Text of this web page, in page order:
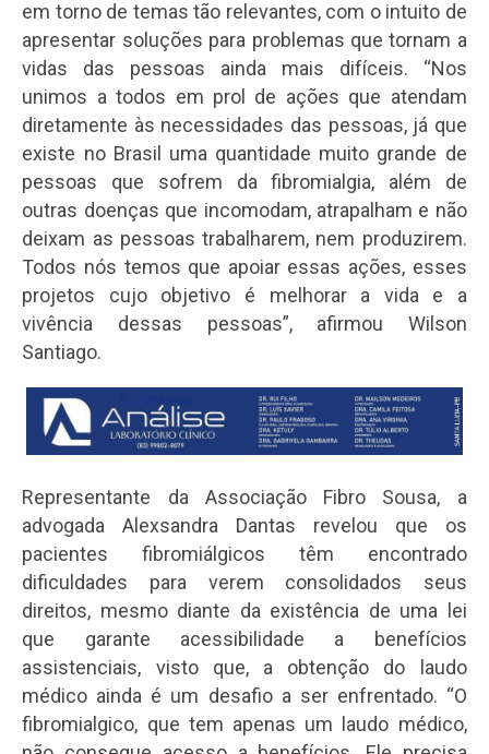
em torno de temas tão relevantes, com o intuito de
apresentar soluções para problemas que tornam a
vidas das pessoas ainda mais difíceis. “Nos
unimos a todos em prol de ações que atendam
diretamente às necessidades das pessoas, já que
existe no Brasil uma quantidade muito grande de
pessoas que sofrem da fibromialgia, além de
outras doenças que incomodam, atrapalham e não
deixam as pessoas trabalharem, nem produzirem.
Todos nós temos que apoiar essas ações, esses
projetos cujo objetivo é melhorar a vida e a
vivência dessas pessoas”, afirmou Wilson
Santiago.
Representante da Associação Fibro Sousa, a
advogada Alexsandra Dantas revelou que os
pacientes fibromiálgicos têm encontrado
dificuldades para verem consolidados seus
direitos, mesmo diante da existência de uma lei
que garante acessibilidade a benefícios
assistenciais, visto que, a obtenção do laudo
médico ainda é um desafio a ser enfrentado. “O
fibromialgico, que tem apenas um laudo médico,